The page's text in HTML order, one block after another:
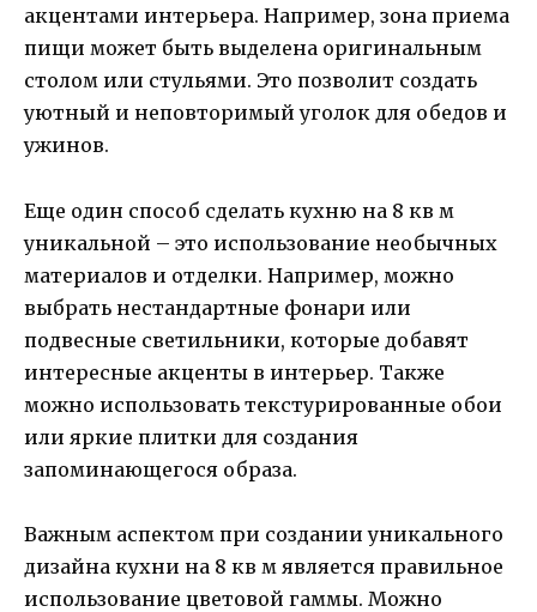
акцентами интерьера. Например, зона приема
пищи может быть выделена оригинальным
столом или стульями. Это позволит создать
уютный и неповторимый уголок для обедов и
ужинов.
Еще один способ сделать кухню на 8 кв м
уникальной – это использование необычных
материалов и отделки. Например, можно
выбрать нестандартные фонари или
подвесные светильники, которые добавят
интересные акценты в интерьер. Также
можно использовать текстурированные обои
или яркие плитки для создания
запоминающегося образа.
Важным аспектом при создании уникального
дизайна кухни на 8 кв м является правильное
использование цветовой гаммы. Можно